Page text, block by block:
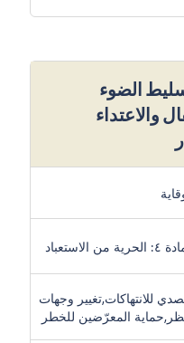
الضوء
والاعتداء
من الاستعباد
للانتهاكات,تغيير وجهات
المعرّضين للخطر